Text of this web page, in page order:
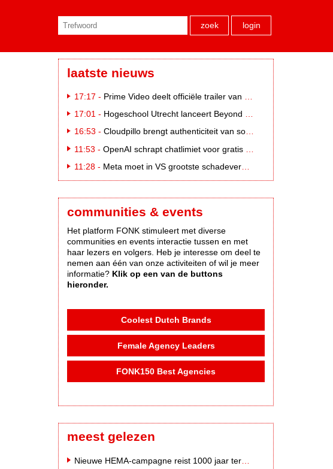
zoek login
laatste nieuws
17:17 - Prime Video deelt officiële trailer van L*VE KLEINE
17:01 - Hogeschool Utrecht lanceert Beyond Campus binnen International Creative Business
16:53 - Cloudpillo brengt authenticiteit van social naar tv
11:53 - OpenAI schrapt chatlimiet voor gratis ChatGPT-gebruikers
11:28 - Meta moet in VS grootste schadevergoeding ooit betalen: 567 miljoen dollar
communities & events
Het platform FONK stimuleert met diverse
communities en events interactie tussen en met
haar lezers en volgers. Heb je interesse om deel te
nemen aan één van onze activiteiten of wil je meer
informatie? Klik op een van de buttons
hieronder.
Coolest Dutch Brands
Female Agency Leaders
FONK150 Best Agencies
meest gelezen